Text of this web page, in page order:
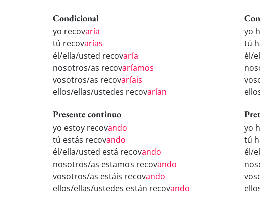
Condicional
yo recovaría
tú recovarías
él/ella/usted recovaría
nosotros/as recovaríamos
vosotros/as recovaríais
ellos/ellas/ustedes recovarían
yo
tú
él/
Presente continuo
yo estoy recovando
tú estás recovando
él/ella/usted está recovando
nosotros/as estamos recovando
vosotros/as estáis recovando
ellos/ellas/ustedes están recovando
yo
tú
él/